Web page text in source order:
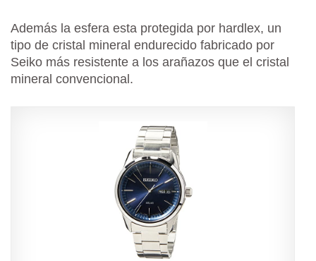
Además la esfera esta protegida por hardlex, un
tipo de cristal mineral endurecido fabricado por
Seiko más resistente a los arañazos que el cristal
mineral convencional.